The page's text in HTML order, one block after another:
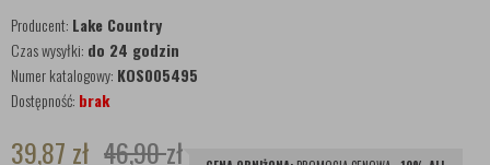
Producent: Lake Country
Czas wysyłki: do 24 godzin
Numer katalogowy: KOS005495
Dostępność: brak
39,87 zł 46,90zł